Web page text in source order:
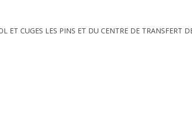
ET CUGES LES PINS ET DU CENTRE DE TRANSFERT